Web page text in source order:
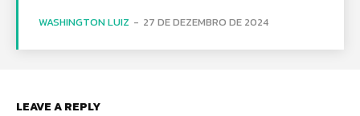
WASHINGTON LUIZ - 27 DE DEZEMBRO DE 2024
LEAVE A REPLY